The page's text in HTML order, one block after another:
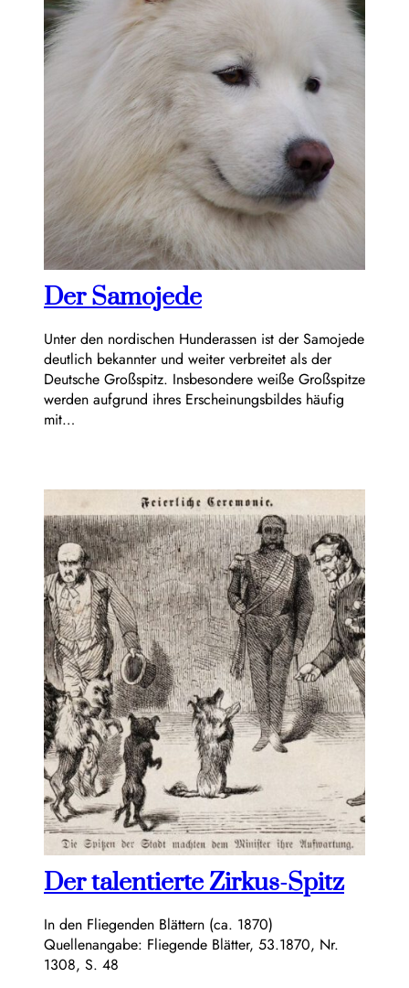
Der Samojede
Unter den nordischen Hunderassen ist der Samojede
deutlich bekannter und weiter verbreitet als der
Deutsche Großspitz. Insbesondere weiße Großspitze
werden aufgrund ihres Erscheinungsbildes häufig
mit…
Der talentierte Zirkus-Spitz
In den Fliegenden Blättern (ca. 1870)
Quellenangabe: Fliegende Blätter, 53.1870, Nr.
1308, S. 48